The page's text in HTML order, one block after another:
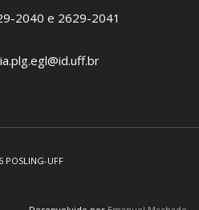
2040 e 2629-2041
POSLING-UFF